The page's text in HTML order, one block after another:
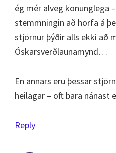
ég mér alveg konunglega
stemmningin að horfa á
stjörnur þýðir alls ekki að
Óskarsverðlaunamynd…
En annars eru þessar
heilagar – oft bara nánast
Reply